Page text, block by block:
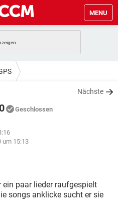
MENU
IOS
TIKTOK
STREAMING
STREAMING
INSTAGRAM
TIKTOK
INSTAGRAM
Nächste
Geschlossen
um 15:13
paar lieder raufgespielt
songs anklicke sucht er sie